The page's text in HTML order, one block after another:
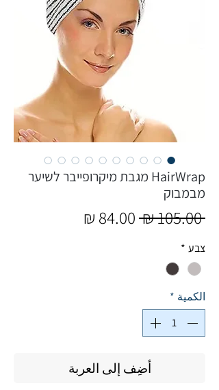
HairWrap מגבת מיקרופייבר לשיער
מבמבוק
‏105.00 ₪
سعر
צבע *
الكمية *
أضِف إلى العربة